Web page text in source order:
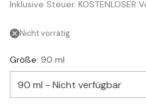
Inklusive Steuer. KOSTENLOSER
Nicht vorrätig
Größe: 90 ml